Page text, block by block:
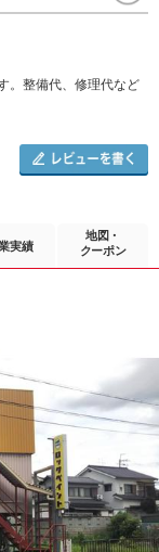
。整備代、修理代など
実績
地図・
クーポン